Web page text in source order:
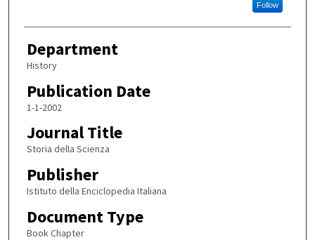
Follow
Department
History
Publication Date
1-1-2002
Journal Title
Storia della Scienza
Publisher
Istituto della Enciclopedia Italiana
Document Type
Book Chapter